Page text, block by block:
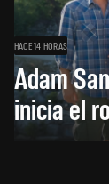
HACE 14 HORAS
Adam
inicia el